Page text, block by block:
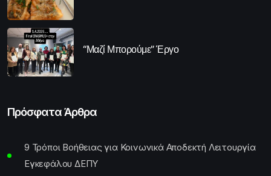
“Μαζί Μπορούμε” Έργο
Πρόσφατα Άρθρα
9 Τρόποι Βοήθειας για Κοινωνικά Αποδεκτή Λειτουργία
Εγκεφάλου ΔΕΠΥ